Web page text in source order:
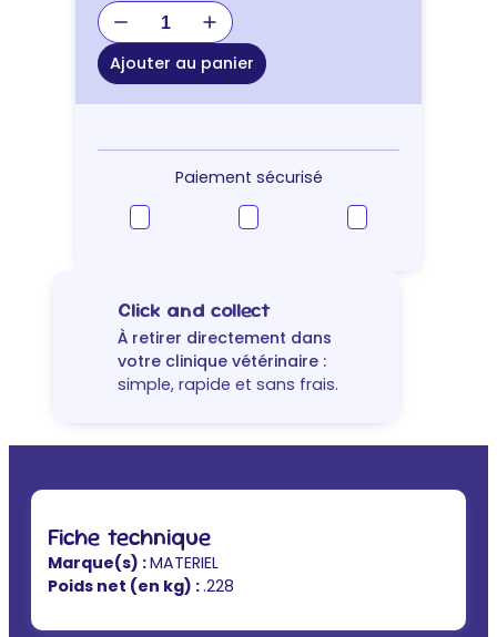
quantité
de
JOUET
BOOMER
BALL
MM
Ajouter au panier
Paiement sécurisé
Click and collect
À retirer directement dans
votre clinique vétérinaire :
simple, rapide et sans frais.
Fiche technique
Marque(s) :MATERIEL
Poids net (en kg) :.228